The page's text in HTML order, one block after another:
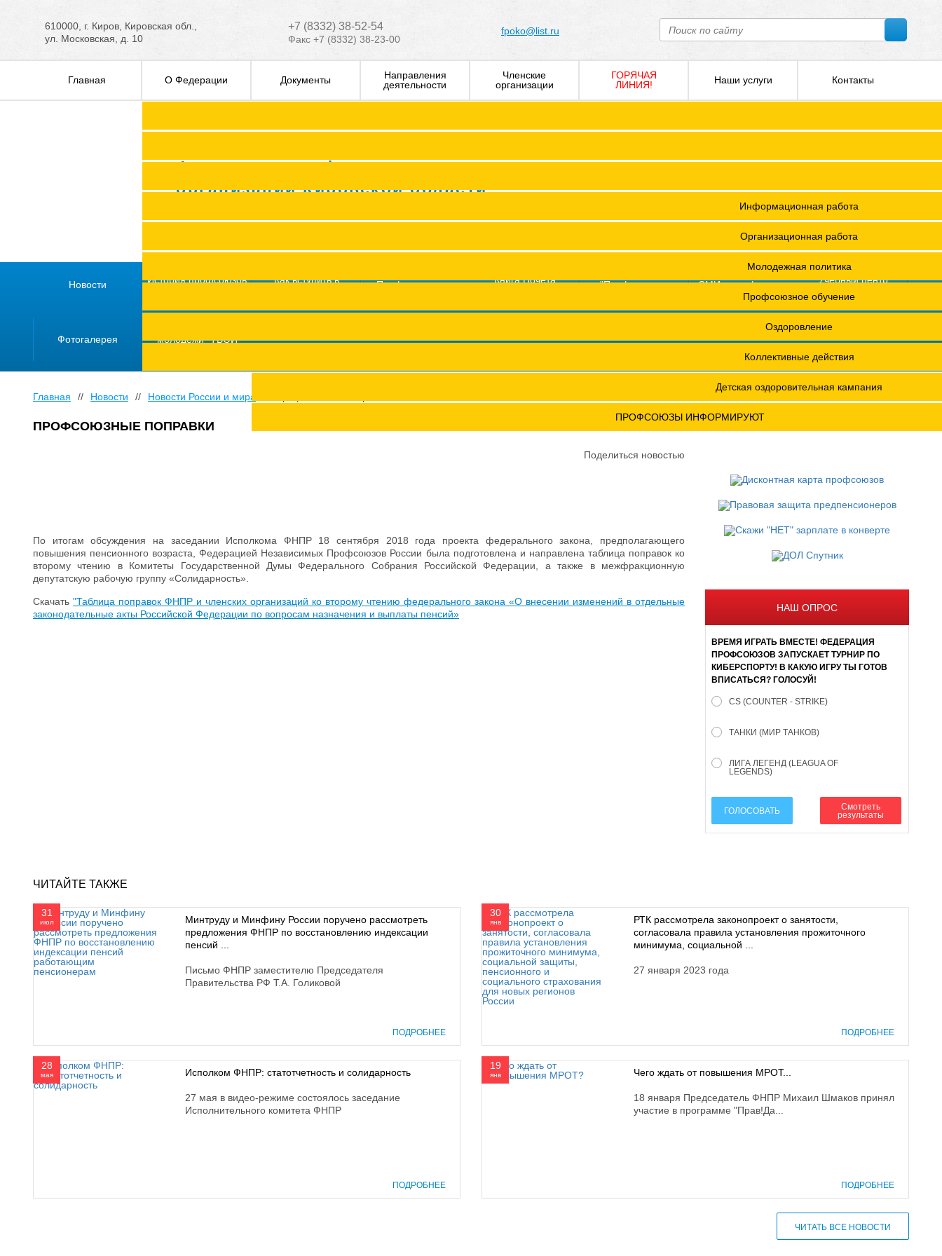
610000, г. Киров, Кировская обл.,
ул. Московская, д. 10
+7 (8332) 38-52-54
Факс +7 (8332) 38-23-00
fpoko@list.ru
Главная О Федерации Документы
Решения Советов Федерации
Постановления президиумов
Сводные данные о результатах проведения специальной оценки условий труда (СОУТ)
Научно-практическая конференция МОТ- ФНПР
ПРОФСОЮЗЫ ИНФОРМИРУЮТ
Направления
деятельности
Информационная работа
Организационная работа
Молодежная политика
Профсоюзное обучение
Оздоровление
Коллективные действия
Детская оздоровительная кампания
Членские
организации
ГОРЯЧАЯ
ЛИНИЯ!
Наши услуги Контакты
Федерация профсоюзных
организаций Кировской области
Новости
История профсоюзов
Как вступить в
Профсоюз помог
Книга Почета
"Профсоюзная
СМИ о профсоюзах
Учебный центр
Фотогалерея
молодежи "ТВОЙ
Главная // Новости // Новости России и мира
ПРОФСОЮЗНЫЕ ПОПРАВКИ
Поделиться новостью
По итогам обсуждения на заседании Исполкома ФНПР 18 сентября 2018 года проекта федерального закона, предполагающего
повышения пенсионного возраста, Федерацией Независимых Профсоюзов России была подготовлена и направлена таблица поправок ко
второму чтению в Комитеты Государственной Думы Федерального Собрания Российской Федерации, а также в межфракционную
депутатскую рабочую группу «Солидарность».
Скачать "Таблица поправок ФНПР и членских организаций ко второму чтению федерального закона «О внесении изменений в отдельные
законодательные акты Российской Федерации по вопросам назначения и выплаты пенсий»
НАШ ОПРОС
ВРЕМЯ ИГРАТЬ ВМЕСТЕ! ФЕДЕРАЦИЯ
ПРОФСОЮЗОВ ЗАПУСКАЕТ ТУРНИР ПО
КИБЕРСПОРТУ! В КАКУЮ ИГРУ ТЫ ГОТОВ
ВПИСАТЬСЯ? ГОЛОСУЙ!
CS (COUNTER - STRIKE)
ТАНКИ (МИР ТАНКОВ)
ЛИГА ЛЕГЕНД (LEAGUA OF
LEGENDS)
ГОЛОСОВАТЬ
Смотреть
результаты
ЧИТАЙТЕ ТАКЖЕ
31
июл
Минтруду и Минфину России поручено рассмотреть
предложения ФНПР по восстановлению индексации
пенсий ...
Письмо ФНПР заместителю Председателя
Правительства РФ Т.А. Голиковой
ПОДРОБНЕЕ
30
янв
РТК рассмотрела законопроект о занятости,
согласовала правила установления прожиточного
минимума, социальной ...
27 января 2023 года
ПОДРОБНЕЕ
28
мая Исполком ФНПР: статотчетность и солидарность
27 мая в видео-режиме состоялось заседание
Исполнительного комитета ФНПР
ПОДРОБНЕЕ
19
янв Чего ждать от повышения МРОТ...
18 января Председатель ФНПР Михаил Шмаков принял
участие в программе "Прав!Да...
ПОДРОБНЕЕ
ЧИТАТЬ ВСЕ НОВОСТИ